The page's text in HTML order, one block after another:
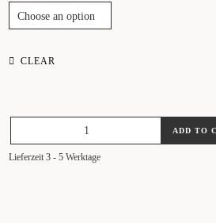
Lieferzeit 3 - 5 Werktage
CLEAR
SHELF
QUANTITY
ADD TO